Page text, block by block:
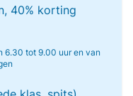
40% korting
6.30 tot 9.00 uur en van